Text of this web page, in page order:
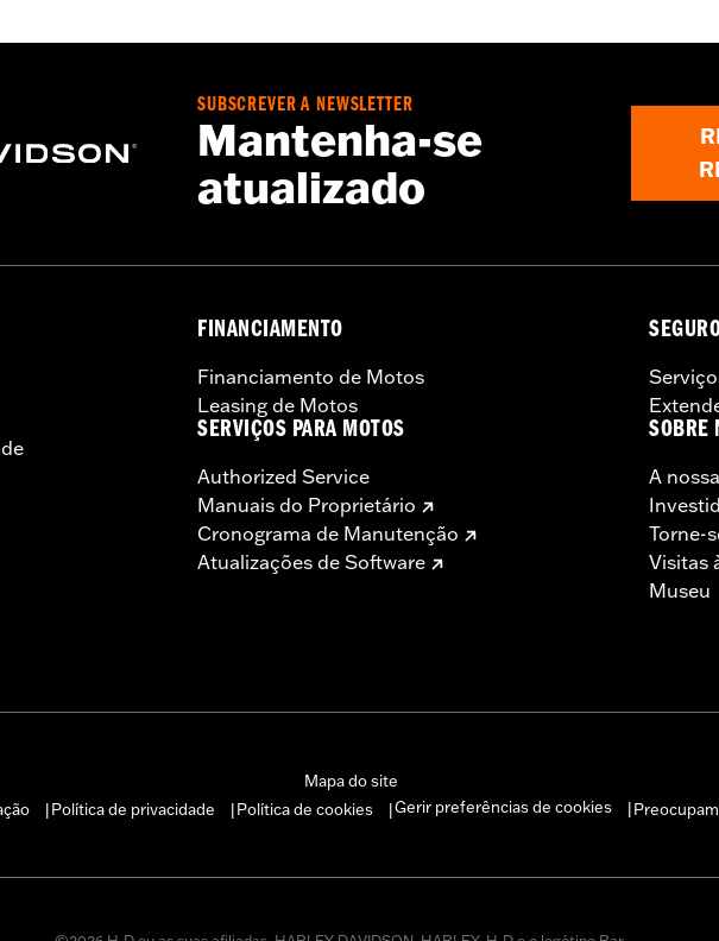
SUBSCREVER A NEWSLETTER
Mantenha-se
atualizado
FINANCIAMENTO
Financiamento de Motos
Leasing de Motos
SERVIÇOS PARA MOTOS
Authorized Service
Manuais do Proprietário
Cronograma de Manutenção
Atualizações de Software
SOBRE
A
Torne-
Visitas
Museu
Mapa do site
Política de privacidade Política de cookies Gerir preferências de cookies